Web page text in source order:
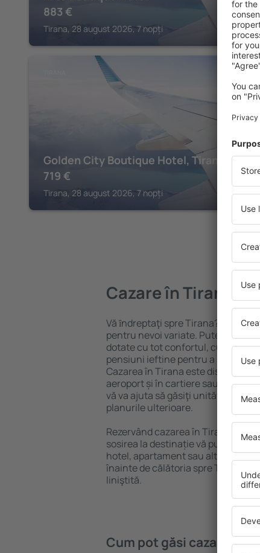
883 €
Tirana, 28 august 2026, 7 nopți
Golden City Boutique Hotel, Tirana
719 €
Tirana, 28 august 2026, 7 nopți
Cazare în Tirana
Vă ȋndreptaţi spre Tirana? Găsiți
pentru nevoi variate. Puteți
dotate cu tot confortul, cu
pensiuni ieftine pentru a sta
Cazarea în Tirana este disponibilă
aeroport și în cartiere sau regiuni
vă va ajuta să găsiţi unităţi de
planurile ulterioare.
Rezervând cazarea în Tirana mai
sosirea la destinație vă puteţi
hotel, apartament sau altă unitate
înainte de călătoria spre Tirana și
liniştită.
Cum pot găsi cazare în